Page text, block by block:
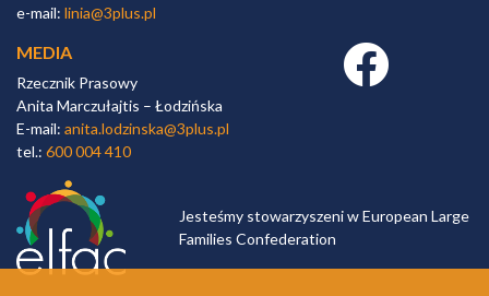
e-mail: linia@3plus.pl
MEDIA
Rzecznik Prasowy
Anita Marczułajtis – Łodzińska
E-mail: anita.lodzinska@3plus.pl
tel.: 600 004 410
Facebook link
Jesteśmy stowarzyszeni w European Large
Families Confederation